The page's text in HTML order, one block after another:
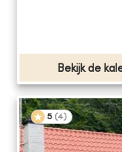
Bekijk de
5 (4)